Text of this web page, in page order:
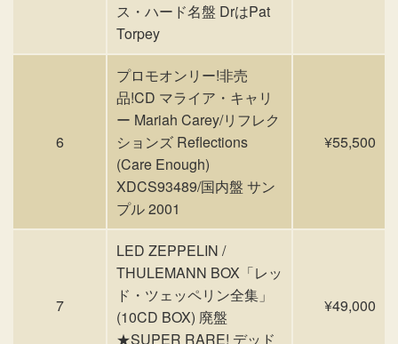
ス・ハード名盤 DrはPat
Torpey
6
プロモオンリー!非売
品!CD マライア・キャリ
ー Mariah Carey/リフレク
ションズ Reflections
(Care Enough)
XDCS93489/国内盤 サン
プル 2001
¥55,500
7
LED ZEPPELIN /
THULEMANN BOX「レッ
ド・ツェッペリン全集」
(10CD BOX) 廃盤
★SUPER RARE! デッド
¥49,000